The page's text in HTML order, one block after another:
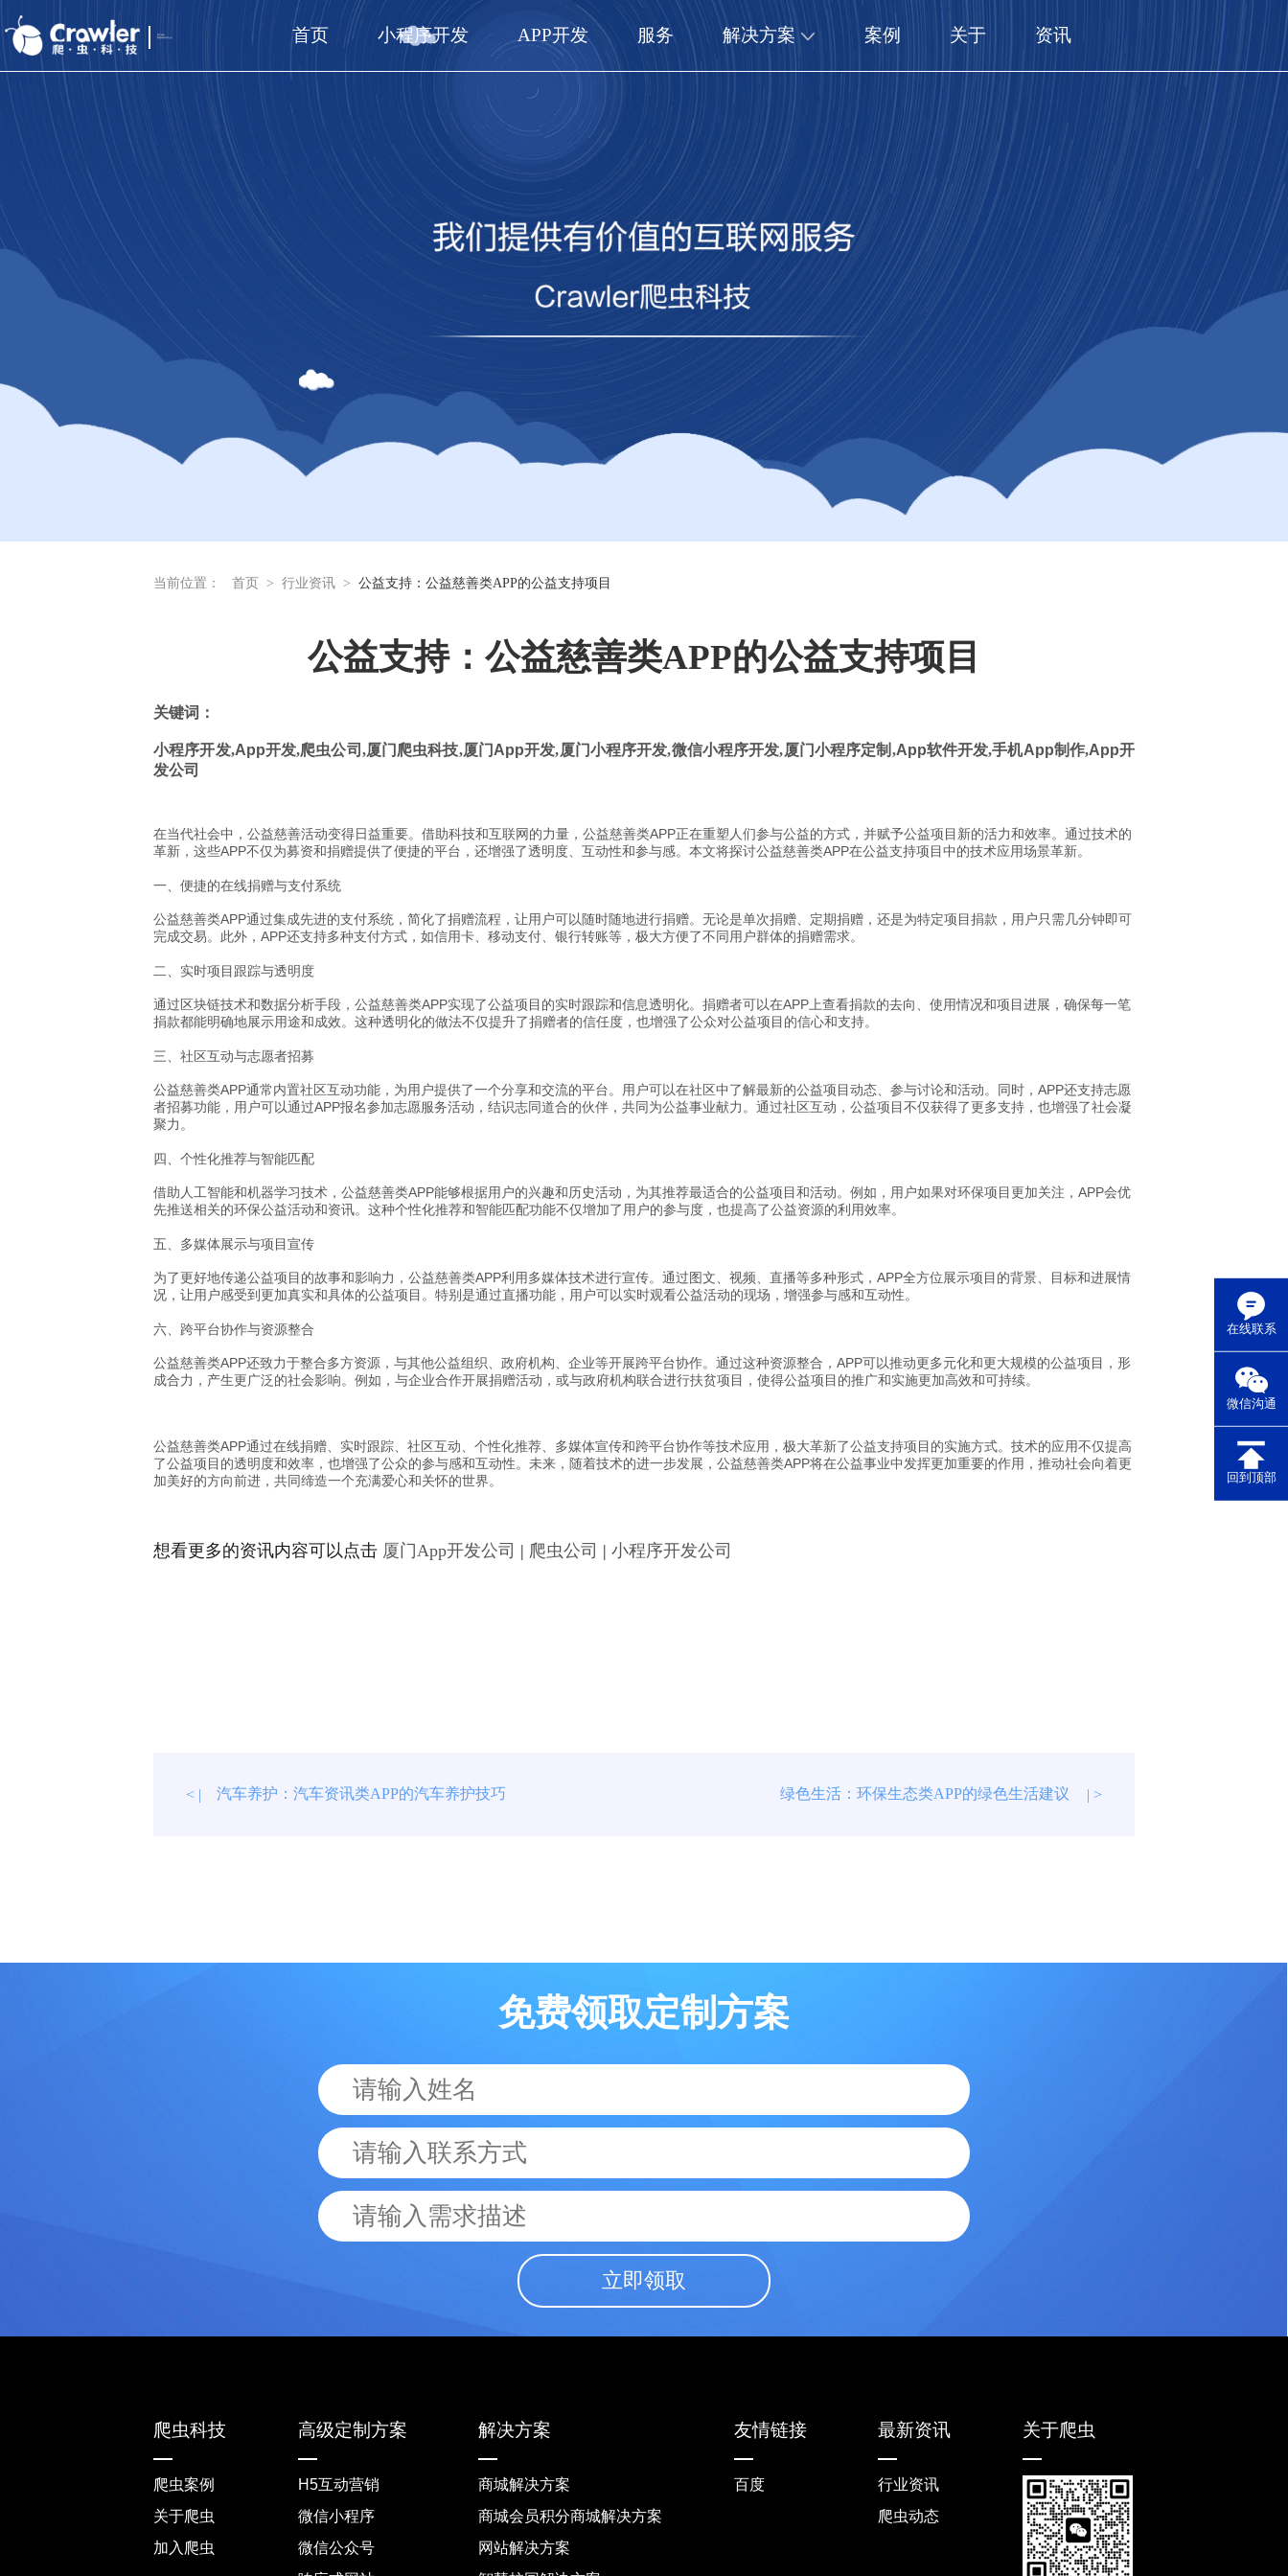
首页 小程序开发 APP开发 服务 解决方案 案例 关于 资讯
在线联系
微信沟通
回到顶部
当前位置： 首页 > 行业资讯 > 公益支持：公益慈善类APP的公益支持项目
公益支持：公益慈善类APP的公益支持项目
关键词：
小程序开发,App开发,爬虫公司 ,厦门爬虫科技,厦门 App开发,厦门小程序开发,微信小程序开发,厦门小程序定制,App软件开发,手机App制作,App开
发公司
在当代社会中，公益慈善活动变得日益重要。借助科技和互联网的力量，公益慈善类APP正在重塑人们参与公益的方式，并赋予公益项目新的活力和效率。通过技术的
革新，这些APP不仅为募资和捐赠提供了便捷的平台，还增强了透明度、互动性和参与感。本文将探讨公益慈善类APP在公益支持项目中的技术应用场景革新。
一、便捷的在线捐赠与支付系统
公益慈善类APP通过集成先进的支付系统，简化了捐赠流程，让用户可以随时随地进行捐赠。无论是单次捐赠、定期捐赠，还是为特定项目捐款，用户只需几分钟即可
完成交易。此外，APP还支持多种支付方式，如信用卡、移动支付、银行转账等，极大方便了不同用户群体的捐赠需求。
二、实时项目跟踪与透明度
通过区块链技术和数据分析手段，公益慈善类APP实现了公益项目的实时跟踪和信息透明化。捐赠者可以在APP上查看捐款的去向、使用情况和项目进展，确保每一笔
捐款都能明确地展示用途和成效。这种透明化的做法不仅提升了捐赠者的信任度，也增强了公众对公益项目的信心和支持。
三、社区互动与志愿者招募
公益慈善类APP通常内置社区互动功能，为用户提供了一个分享和交流的平台。用户可以在社区中了解最新的公益项目动态、参与讨论和活动。同时，APP还支持志愿
者招募功能，用户可以通过APP报名参加志愿服务活动，结识志同道合的伙伴，共同为公益事业献力。通过社区互动，公益项目不仅获得了更多支持，也增强了社会凝
聚力。
四、个性化推荐与智能匹配
借助人工智能和机器学习技术，公益慈善类APP能够根据用户的兴趣和历史活动，为其推荐最适合的公益项目和活动。例如，用户如果对环保项目更加关注，APP会优
先推送相关的环保公益活动和资讯。这种个性化推荐和智能匹配功能不仅增加了用户的参与度，也提高了公益资源的利用效率。
五、多媒体展示与项目宣传
为了更好地传递公益项目的故事和影响力，公益慈善类APP利用多媒体技术进行宣传。通过图文、视频、直播等多种形式，APP全方位展示项目的背景、目标和进展情
况，让用户感受到更加真实和具体的公益项目。特别是通过直播功能，用户可以实时观看公益活动的现场，增强参与感和互动性。
六、跨平台协作与资源整合
公益慈善类APP还致力于整合多方资源，与其他公益组织、政府机构、企业等开展跨平台协作。通过这种资源整合，APP可以推动更多元化和更大规模的公益项目，形
成合力，产生更广泛的社会影响。例如，与企业合作开展捐赠活动，或与政府机构联合进行扶贫项目，使得公益项目的推广和实施更加高效和可持续。
公益慈善类APP通过在线捐赠、实时跟踪、社区互动、个性化推荐、多媒体宣传和跨平台协作等技术应用，极大革新了公益支持项目的实施方式。技术的应用不仅提高
了公益项目的透明度和效率，也增强了公众的参与感和互动性。未来，随着技术的进一步发展，公益慈善类APP将在公益事业中发挥更加重要的作用，推动社会向着更
加美好的方向前进，共同缔造一个充满爱心和关怀的世界。
想看更多的资讯内容可以点击 厦门App开发公司 | 爬虫公司 | 小程序开发公司
< | 汽车养护：汽车资讯类APP的汽车养护技巧 绿色生活：环保生态类APP的绿色生活建议 | >
免费领取定制方案
立即领取
爬虫科技
爬虫案例
关于爬虫
加入爬虫
高级定制方案
H5互动营销
微信小程序
微信公众号
解决方案
商城解决方案
商城会员积分商城解决方案
网站解决方案
友情链接
百度
最新资讯
行业资讯
爬虫动态
关于爬虫